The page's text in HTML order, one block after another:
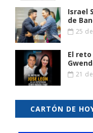
Israel
de
25
El
21
CARTÓN DE